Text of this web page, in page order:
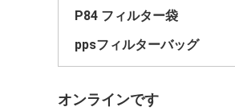
P84 フィルター袋
ppsフィルターバッグ
オンラインです